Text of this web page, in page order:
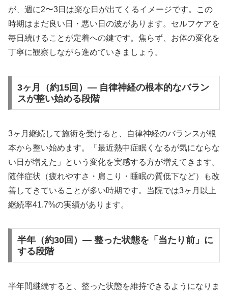
が、週に2〜3日は楽な日が出てくるイメージです。この
時期はまだ良い日・悪い日の波があります。セルフケアを
毎日続けることが定着への鍵です。焦らず、お体の変化を
丁寧に観察しながら進めていきましょう。
3ヶ月（約15回）— 自律神経の根本的なバラン
スが整い始める段階
3ヶ月継続して施術を受けると、自律神経のバランスが根
本から整い始めます。「最近熱中症眠くなるが気にならな
い日が増えた」という変化を実感する方が増えてきます。
随伴症状（疲れやすさ・肩こり・睡眠の質低下など）も改
善してきていることが多い時期です。当院では3ヶ月以上
継続率41.7%の実績があります。
半年（約30回）— 整った状態を「当たり前」に
する段階
半年間継続すると、整った状態を維持できるようになりま